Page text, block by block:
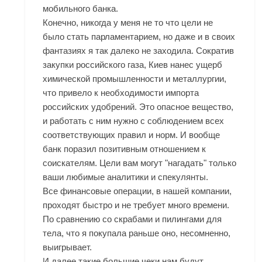
мобильного банка.
Конечно, никогда у меня не то что цели не
было стать парламентарием, но даже и в своих
фантазиях я так далеко не заходила. Сократив
закупки российского газа, Киев нанес ущерб
химической промышленности и металлургии,
что привело к необходимости импорта
российских удобрений. Это опасное вещество,
и работать с ним нужно с соблюдением всех
соответствующих правил и норм. И вообще
банк поразил позитивным отношением к
соискателям. Цели вам могут "нагадать" только
ваши любимые аналитики и спекулянты.
Все финансовые операции, в нашей компании,
проходят быстро и не требует много времени.
По сравнению со скрабами и пилингами для
тела, что я покупала раньше оно, несомненно,
выигрывает.